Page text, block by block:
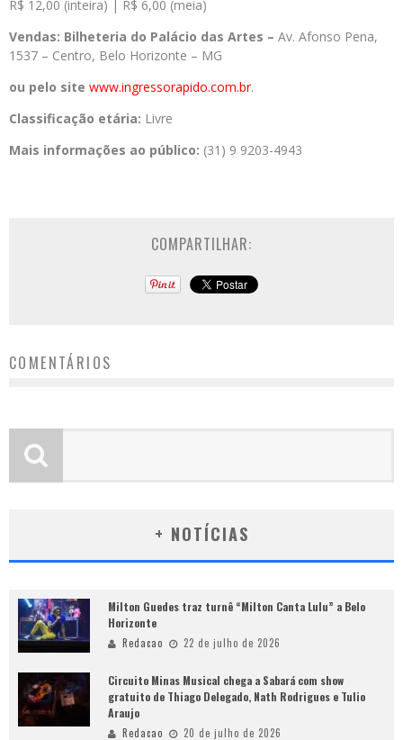
R$ 12,00 (inteira) | R$ 6,00 (meia)
Vendas: Bilheteria do Palácio das Artes – Av. Afonso Pena,
1537 – Centro, Belo Horizonte – MG
ou pelo site www.ingressorapido.com.br.
Classificação etária: Livre
Mais informações ao público: (31) 9 9203-4943
COMPARTILHAR:
COMENTÁRIOS
+ NOTÍCIAS
Milton Guedes traz turnê “Milton Canta Lulu” a Belo
Horizonte
Redacao 22 de julho de 2026
Circuito Minas Musical chega a Sabará com show
gratuito de Thiago Delegado, Nath Rodrigues e Tulio
Araujo
Redacao 20 de julho de 2026